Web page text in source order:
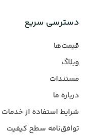
دسترسی سریع
قیمت‌ها
وبلاگ
مستندات
درباره ما
شرایط استفاده از خدمات
توافق‌نامه سطح کیفیت